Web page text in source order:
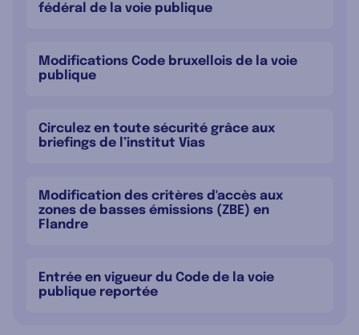
fédéral de la voie publique
Modifications Code bruxellois de la voie
publique
Circulez en toute sécurité grâce aux
briefings de l’institut Vias
Modification des critères d'accès aux
zones de basses émissions (ZBE) en
Flandre
Entrée en vigueur du Code de la voie
publique reportée